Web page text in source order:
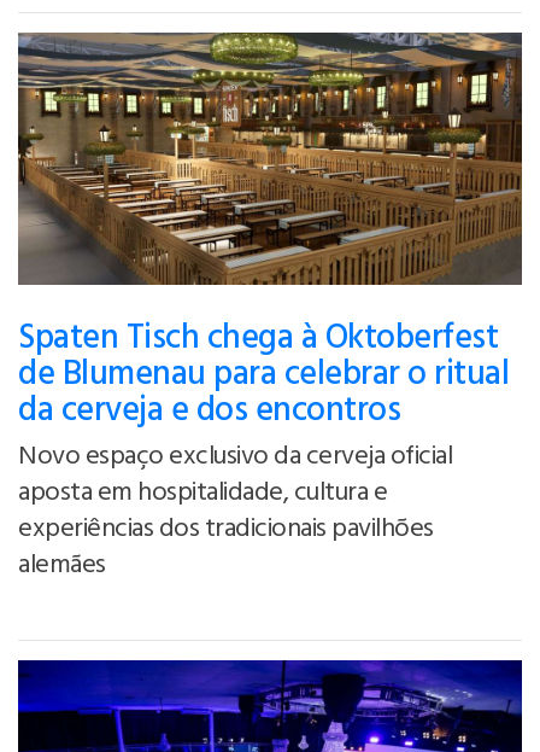
Spaten Tisch chega à Oktoberfest
de Blumenau para celebrar o ritual
da cerveja e dos encontros
Novo espaço exclusivo da cerveja oficial
aposta em hospitalidade, cultura e
experiências dos tradicionais pavilhões
alemães